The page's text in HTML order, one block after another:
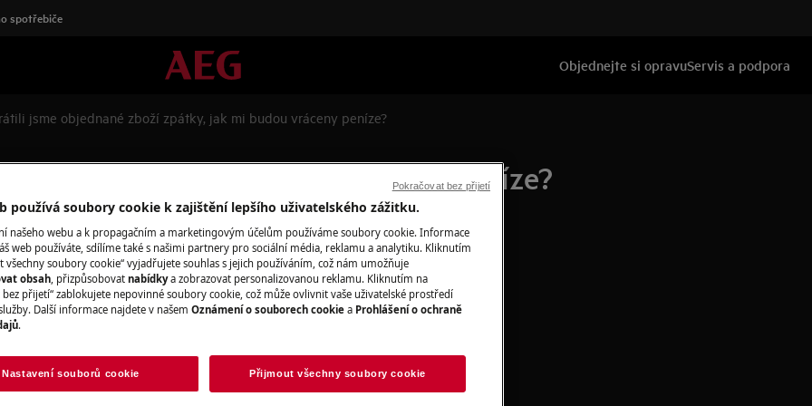
spotřebiče
Objednejte si opravuServis a podpora
jsme objednané zboží zpátky, jak mi budou vráceny peníze?
zpátky, jak mi budou vráceny peníze?
peníze?
který obdržíte do e-mailu
účet, ze kterého jste hradili
používá soubory cookie k zajištění lepšího uživatelského zážitku.
našeho webu a k propagačním a marketingovým účelům používáme soubory cookie. Informace
web používáte, sdílíme také s našimi partnery pro sociální média, reklamu a analytiku. Kliknutím
všechny soubory cookie“ vyjadřujete souhlas s jejich používáním, což nám umožňuje
obsah , přizpůsobovat nabídkya zobrazovat personalizovanou reklamu. Kliknutím na
bez přijetí“ zablokujete nepovinné soubory cookie, což může ovlivnit vaše uživatelské prostředí
Další informace najdete v našem Oznámení o souborech cookie a Prohlášení o ochraně
.
Nastavení souborů cookie Přijmout všechny soubory cookie
Pokračovat bez přijetí